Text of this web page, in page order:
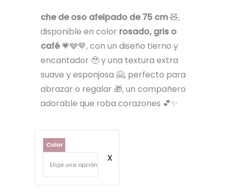
che de oso afelpado de 75 cm🧸,
disponible en color rosado, gris o
café💗🩶🤎, con un diseño tierno y
encantador 🥹 y una textura extra
suave y esponjosa 🤗, perfecto para
abrazar o regalar 🎁, un compañero
adorable que roba corazones 💕✨
Color